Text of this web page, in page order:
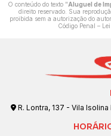
O conteúdo do texto "Aluguel de
direito reservado. Sua
proibida sem a autorização do
Código Penal –
R. Lontra, 137 - Vila